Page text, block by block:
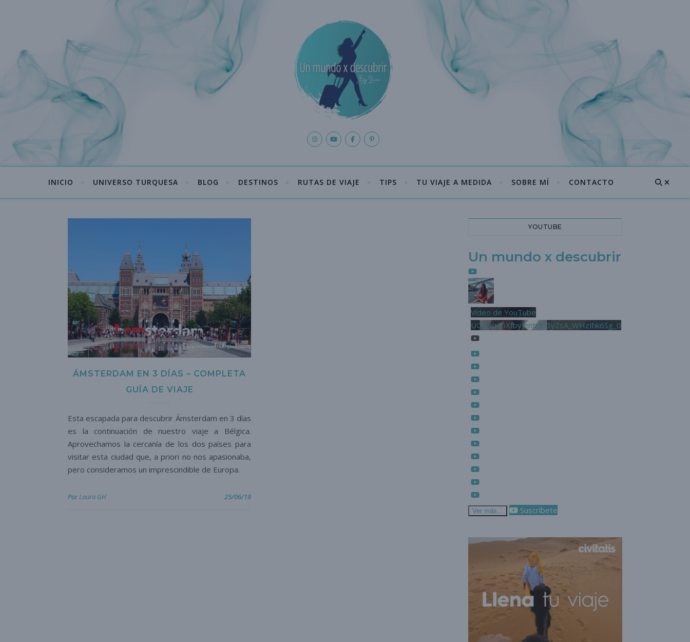
INICIO UNIVERSO TURQUESA BLOG DESTINOS RUTAS DE VIAJE TIPS TU VIAJE A MEDIDA SOBRE MÍ CONTACTO
ÁMSTERDAM EN 3 DÍAS – COMPLETA
GUÍA DE VIAJE
Esta escapada para descubrir Ámsterdam en 3 días
es la continuación de nuestro viaje a Bélgica.
Aprovechamos la cercanía de los dos países para
visitar esta ciudad que, a priori no nos apasionaba,
pero consideramos un imprescindible de Europa.
PorLaura GH 25/06/18
YOUTUBE
Un mundo x descubrir
Vídeo de YouTube
UCjL9q46XfbyjentnzI3yZsA_WHzIhk6Sg_0
Ver más... Suscríbete